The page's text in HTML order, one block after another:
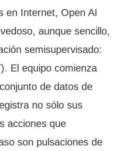
en Internet, Open AI
aunque sencillo,
semisupervisado:
El equipo comienza
de datos de
no sólo sus
acciones que
son pulsaciones de